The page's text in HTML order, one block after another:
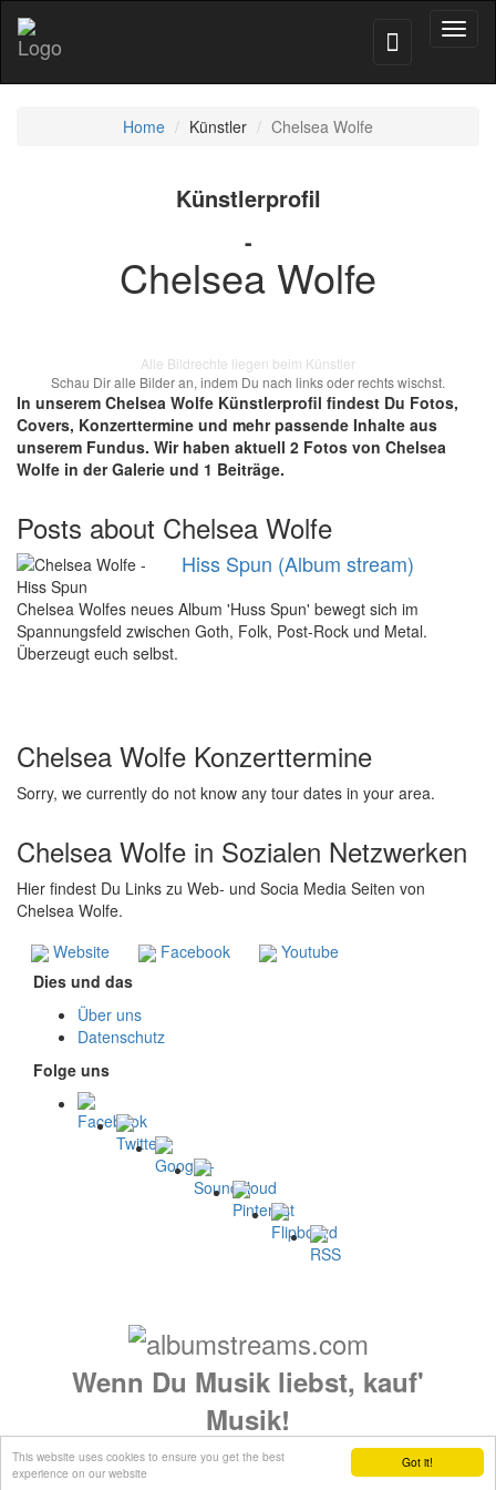
Got it!
This website uses cookies to ensure you get the best
experience on our website
Home Künstler Chelsea Wolfe
Künstlerprofil
-
Chelsea Wolfe
Alle Bildrechte liegen beim Künstler
Schau Dir alle Bilder an, indem Du nach links oder rechts wischst.
In unserem Chelsea Wolfe Künstlerprofil findest Du Fotos,
Covers, Konzerttermine und mehr passende Inhalte aus
unserem Fundus. Wir haben aktuell 2 Fotos von Chelsea
Wolfe in der Galerie und 1 Beiträge.
Posts about Chelsea Wolfe
Hiss Spun (Album stream)
Chelsea Wolfes neues Album 'Huss Spun' bewegt sich im
Spannungsfeld zwischen Goth, Folk, Post-Rock und Metal.
Überzeugt euch selbst.
Chelsea Wolfe Konzerttermine
Sorry, we currently do not know any tour dates in your area.
Chelsea Wolfe in Sozialen Netzwerken
Hier findest Du Links zu Web- und Socia Media Seiten von
Chelsea Wolfe.
Website
Facebook
Youtube
Dies und das
Über uns
Datenschutz
Folge uns
Wenn Du Musik liebst, kauf'
Musik!
© 2026 albumstreams.de